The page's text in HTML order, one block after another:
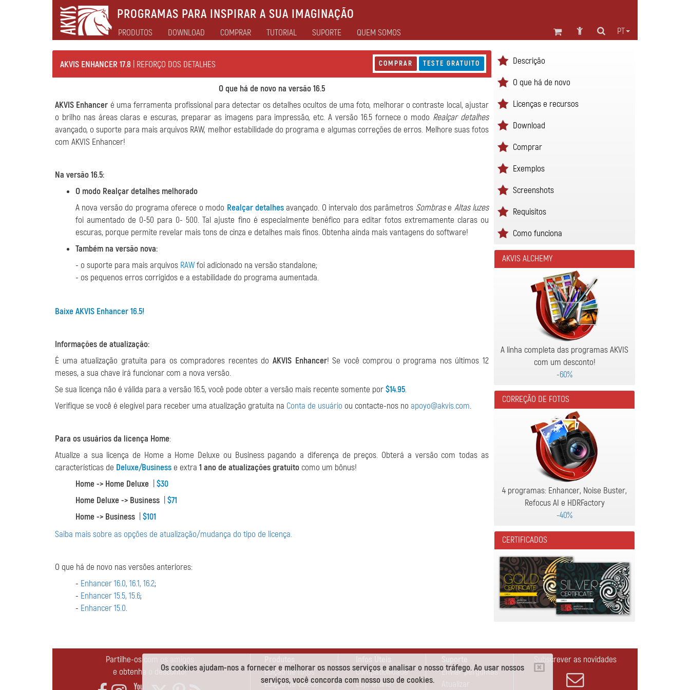
Os cookies ajudam-nos a fornecer e melhorar os nossos serviços e analisar o nosso tráfego. Ao usar nossos
serviços, você concorda com nosso uso de cookies.
PROGRAMAS PARA INSPIRAR A SUA IMAGINAÇÃO
PT
PRODUTOS DOWNLOAD COMPRAR TUTORIAL SUPORTE QUEM SOMOS
AKVIS ENHANCER 17.8 | REFORÇO DOS DETALHES COMPRAR TESTE GRATUITO
O que há de novo na versão 16.5
AKVIS Enhancer é uma ferramenta profissional para detectar os detalhes ocultos de uma foto, melhorar o contraste local, ajustar
o brilho nas áreas claras e escuras, preparar as imagens para impressão, etc. A versão 16.5 fornece o modo Realçar detalhes
avançado, o suporte para mais arquivos RAW, melhor estabilidade do programa e algumas correções de erros. Melhore suas fotos
com AKVIS Enhancer!
Na versão 16.5:
O modo Realçar detalhes melhorado
A nova versão do programa oferece o modo Realçar detalhesavançado. O intervalo dos parâmetros Sombrase Altas luzes
foi aumentado de 0-50 para 0- 500. Tal ajuste fino é especialmente benéfico para editar fotos extremamente claras ou
escuras, porque permite revelar mais tons de cinza e detalhes mais finos. Obtenha ainda mais vantagens do software!
Também na versão nova:
- o suporte para mais arquivos RAWfoi adicionado na versão standalone;
- os pequenos erros corrigidos e a estabilidade do programa aumentada.
Baixe AKVIS Enhancer 16.5!
Informações de atualização:
É uma atualização gratuita para os compradores recentes do AKVIS Enhancer! Se você comprou o programa nos últimos 12
meses, a sua chave irá funcionar com a nova versão.
Se sua licença não é válida para a versão 16.5, você pode obter a versão mais recente somente por$14.95.
Verifique se você é elegível para receber uma atualização gratuita na Conta de usuário ou contacte-nos no apoyo@akvis.com.
Para os usuários da licença Home:
Atualize a sua licença de Home a Home Deluxe ou Business pagando a diferença de preços. Obterá a versão com todas as
características de Deluxe/Business e extra 1 ano de atualizações gratuito como um bônus!
Home -> Home Deluxe
$30
Home Deluxe -> Business
$71
Home -> Business
$101
Saiba mais sobre as opções de atualização/mudança do tipo de licença.
O que há de novo nas versões anteriores:
- Enhancer 16.0, 16.1, 16.2;
- Enhancer 15.5, 15.6;
- Enhancer 15.0.
Descrição
O que há de novo
Licenças e recursos
Download
Comprar
Exemplos
Screenshots
Requisitos
Como funciona
AKVIS ALCHEMY
A linha completa das programas AKVIS
com um desconto!
-60%
CORREÇÃO DE FOTOS
4 programas: Enhancer, Noise Buster,
Refocus AI e HDRFactory
-40%
CERTIFICADOS
Partilhe-os com os amigos
e obtenha o desconto!
Edição de fotos
Edição de vídeos
Compatibilidade
Loja online
Enviar perguntas
Subscrever as novidades